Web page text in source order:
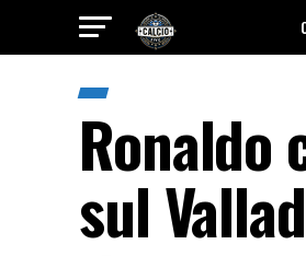
Ronaldo
sul